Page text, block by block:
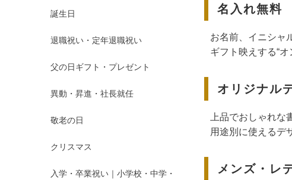
誕生日
退職祝い・定年退職祝い
父の日ギフト・プレゼント
異動・昇進・社長就任
敬老の日
クリスマス
入学・卒業祝い｜小学校・中学・
名入れ無料
お名前、イニシャ
ギフト映えする“オ
オリジナル
上品でおしゃれな
用途別に使えるデ
メンズ・レ